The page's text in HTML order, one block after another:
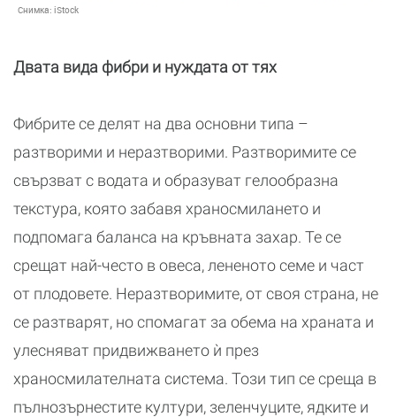
Снимка: iStock
Двата вида фибри и нуждата от тях
Фибрите се делят на два основни типа –
разтворими и неразтворими. Разтворимите се
свързват с водата и образуват гелообразна
текстура, която забавя храносмилането и
подпомага баланса на кръвната захар. Те се
срещат най-често в овеса, лененото семе и част
от плодовете. Неразтворимите, от своя страна, не
се разтварят, но спомагат за обема на храната и
улесняват придвижването ѝ през
храносмилателната система. Този тип се среща в
пълнозърнестите култури, зеленчуците, ядките и